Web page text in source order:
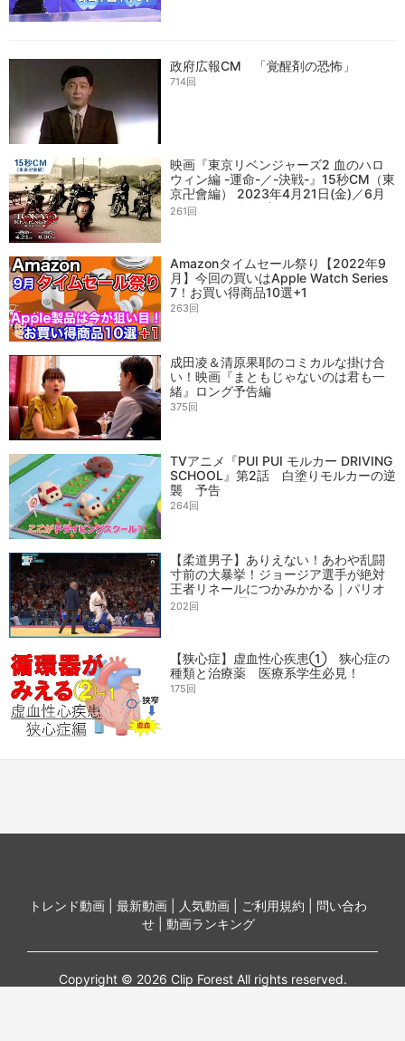
政府広報CM 「覚醒剤の恐怖」
714回
映画『東京リベンジャーズ2 血のハロ
ウィン編 -運命-／-決戦-』15秒CM（東
京卍會編） 2023年4月21日(金)／6月
30日(金)前後編2部作公開
261回
Amazonタイムセール祭り【2022年9
月】今回の買いはApple Watch Series
7！お買い得商品10選+1
263回
成田凌＆清原果耶のコミカルな掛け合
い！映画『まともじゃないのは君も一
緒』ロング予告編
375回
TVアニメ『PUI PUI モルカー DRIVING
SCHOOL』第2話 白塗りモルカーの逆
襲 予告
264回
【柔道男子】ありえない！あわや乱闘
寸前の大暴挙！ジョージア選手が絶対
王者リネールにつかみかかる｜パリオ
リンピック 柔道男子100キロ超級準々
202回
【狭心症】虚血性心疾患① 狭心症の
種類と治療薬 医療系学生必見！
175回
トレンド動画 | 最新動画 | 人気動画 | ご利用規約 | 問い合わ
せ | 動画ランキング
Copyright © 2026 Clip Forest All rights reserved.